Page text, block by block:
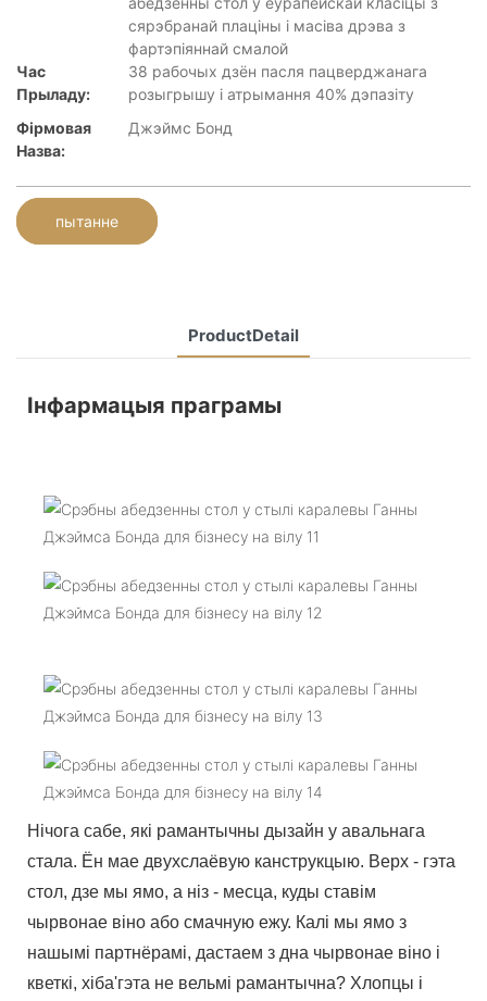
сярэбранай плаціны і масіва дрэва з
фартэпіяннай смалой
Час
Прыладу:
38 рабочых дзён пасля пацверджанага
розыгрышу і атрымання 40% дэпазіту
Фірмовая
Назва:
Джэймс Бонд
пытанне
ProductDetail
Інфармацыя праграмы
Нічога сабе, які рамантычны дызайн у авальнага
стала. Ён мае двухслаёвую канструкцыю. Верх - гэта
стол, дзе мы ямо, а ніз - месца, куды ставім
чырвонае віно або смачную ежу. Калі мы ямо з
нашымі партнёрамі, дастаем з дна чырвонае віно і
кветкі, хіба'гэта не вельмі рамантычна? Хлопцы і